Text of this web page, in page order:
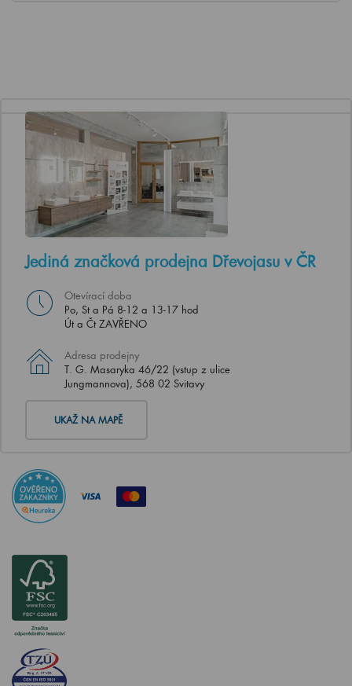
Jediná značková prodejna Dřevojasu v ČR
Otevírací doba
Po, St a Pá 8-12 a 13-17 hod
Út a Čt ZAVŘENO
Adresa prodejny
T. G. Masaryka 46/22 (vstup z ulice
Jungmannova), 568 02 Svitavy
UKAŽ NA MAPĚ